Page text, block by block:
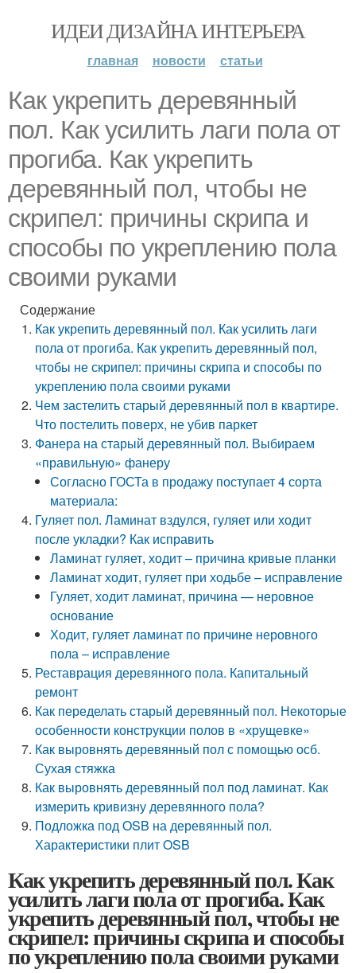
ИДЕИ ДИЗАЙНА ИНТЕРЬЕРА
главная новости статьи
Как укрепить деревянный
пол. Как усилить лаги пола от
прогиба. Как укрепить
деревянный пол, чтобы не
скрипел: причины скрипа и
способы по укреплению пола
своими руками
Содержание
Как укрепить деревянный пол. Как усилить лаги
пола от прогиба. Как укрепить деревянный пол,
чтобы не скрипел: причины скрипа и способы по
укреплению пола своими руками
Чем застелить старый деревянный пол в квартире.
Что постелить поверх, не убив паркет
Фанера на старый деревянный пол. Выбираем
«правильную» фанеру
Согласно ГОСТа в продажу поступает 4 сорта
материала:
Гуляет пол. Ламинат вздулся, гуляет или ходит
после укладки? Как исправить
Ламинат гуляет, ходит – причина кривые планки
Ламинат ходит, гуляет при ходьбе – исправление
Гуляет, ходит ламинат, причина — неровное
основание
Ходит, гуляет ламинат по причине неровного
пола – исправление
Реставрация деревянного пола. Капитальный
ремонт
Как переделать старый деревянный пол. Некоторые
особенности конструкции полов в «хрущевке»
Как выровнять деревянный пол с помощью осб.
Сухая стяжка
Как выровнять деревянный пол под ламинат. Как
измерить кривизну деревянного пола?
Подложка под OSB на деревянный пол.
Характеристики плит OSB
Как укрепить деревянный пол. Как
усилить лаги пола от прогиба. Как
укрепить деревянный пол, чтобы не
скрипел: причины скрипа и способы
по укреплению пола своими руками